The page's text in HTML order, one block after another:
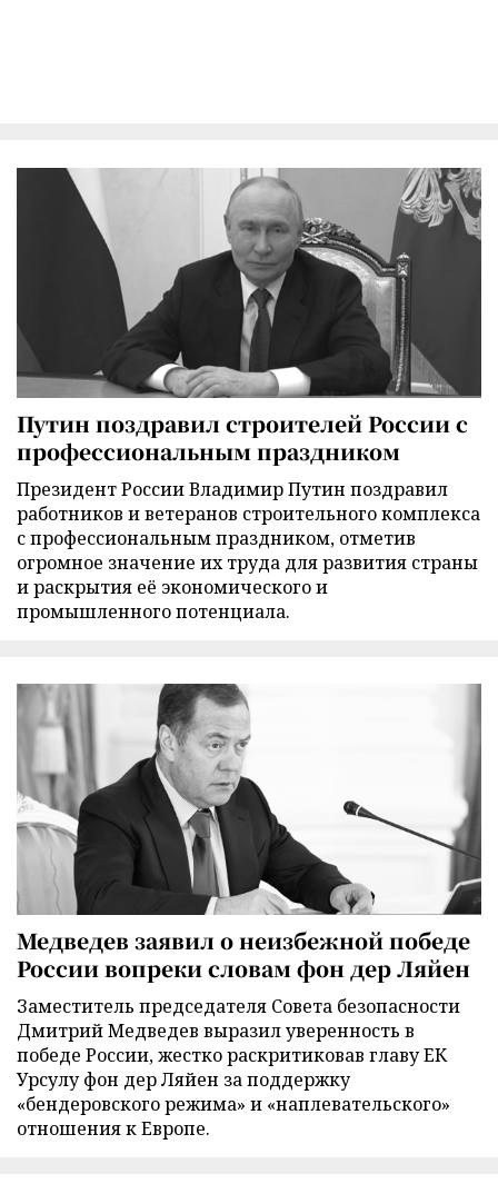
Путин поздравил строителей России с
профессиональным праздником
Президент России Владимир Путин поздравил
работников и ветеранов строительного комплекса
с профессиональным праздником, отметив
огромное значение их труда для развития страны
и раскрытия её экономического и
промышленного потенциала.
Медведев заявил о неизбежной победе
России вопреки словам фон дер Ляйен
Заместитель председателя Совета безопасности
Дмитрий Медведев выразил уверенность в
победе России, жестко раскритиковав главу ЕК
Урсулу фон дер Ляйен за поддержку
«бендеровского режима» и «наплевательского»
отношения к Европе.